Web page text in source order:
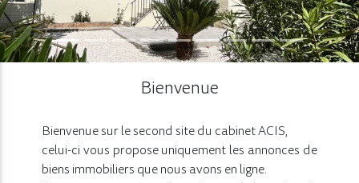
Bienvenue
Bienvenue sur le second site du cabinet ACIS,
celui-ci vous propose uniquement les annonces de
biens immobiliers que nous avons en ligne.